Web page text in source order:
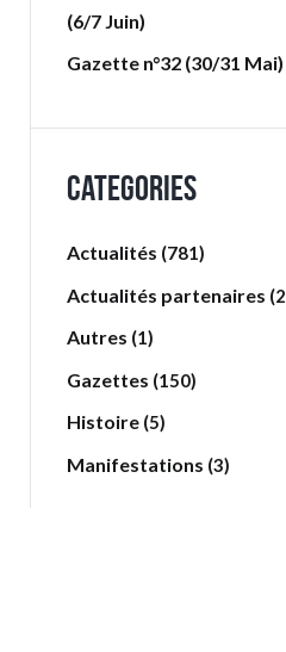
(6/7 Juin)
Gazette n°32 (30/31 Mai)
Categories
Actualités (781)
Actualités partenaires
Autres (1)
Gazettes (150)
Histoire (5)
Manifestations (3)